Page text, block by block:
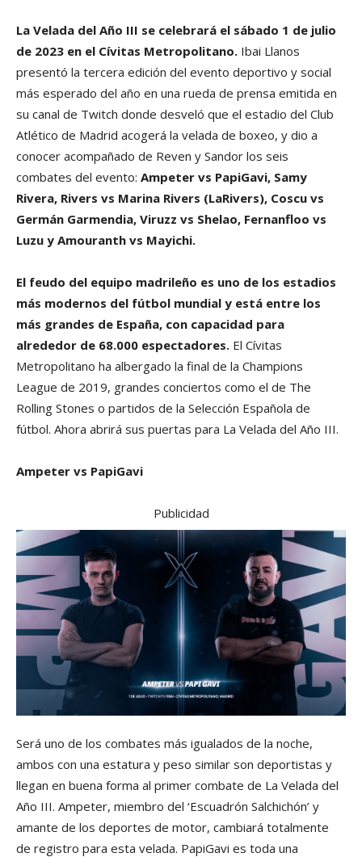
La Velada del Año III se celebrará el sábado 1 de julio
de 2023 en el Cívitas Metropolitano. Ibai Llanos
presentó la tercera edición del evento deportivo y social
más esperado del año en una rueda de prensa emitida en
su canal de Twitch donde desveló que el estadio del Club
Atlético de Madrid acogerá la velada de boxeo, y dio a
conocer acompañado de Reven y Sandor los seis
combates del evento: Ampeter vs PapiGavi, Samy
Rivera, Rivers vs Marina Rivers (LaRivers), Coscu vs
Germán Garmendia, Viruzz vs Shelao, Fernanfloo vs
Luzu y Amouranth vs Mayichi.
El feudo del equipo madrileño es uno de los estadios
más modernos del fútbol mundial y está entre los
más grandes de España, con capacidad para
alrededor de 68.000 espectadores. El Cívitas
Metropolitano ha albergado la final de la Champions
League de 2019, grandes conciertos como el de The
Rolling Stones o partidos de la Selección Española de
fútbol. Ahora abrirá sus puertas para La Velada del Año III.
Ampeter vs PapiGavi
Publicidad
Será uno de los combates más igualados de la noche,
ambos con una estatura y peso similar son deportistas y
llegan en buena forma al primer combate de La Velada del
Año III. Ampeter, miembro del ‘Escuadrón Salchichón’ y
amante de los deportes de motor, cambiará totalmente
de registro para esta velada. PapiGavi es toda una